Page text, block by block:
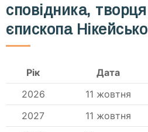
сповідника, творця
єпископа
Рік Дата
2026
11 жовтня
2027
11 жовтня